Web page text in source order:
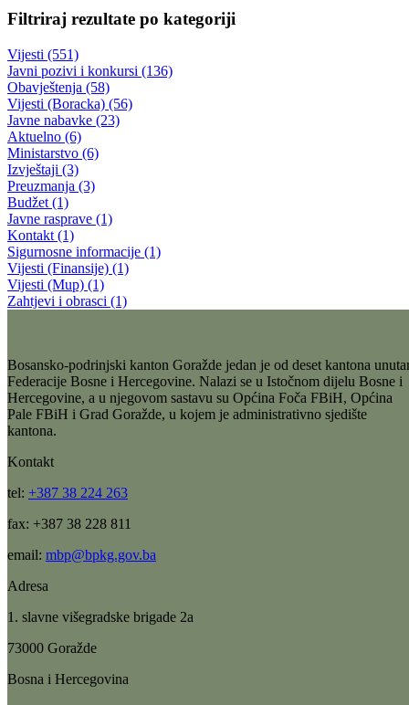
Objavljen Javni poziv za podnošenje zahtjeva i programa/projekata
koji će se uvrstiti u Program obilježavanja značajnih dogadaja,
i ličnosti
15.02.2023